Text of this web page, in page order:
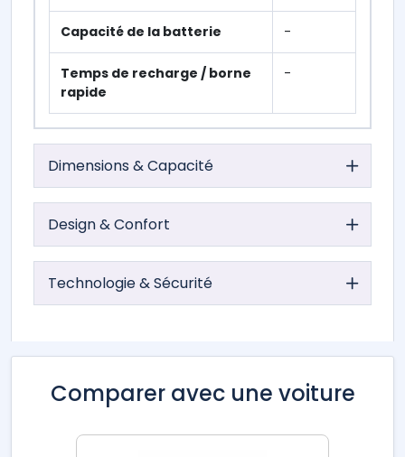
Capacité de la batterie -
Temps de recharge / borne
rapide
-
Dimensions & Capacité
Design & Confort
Technologie & Sécurité
Comparer avec une voiture